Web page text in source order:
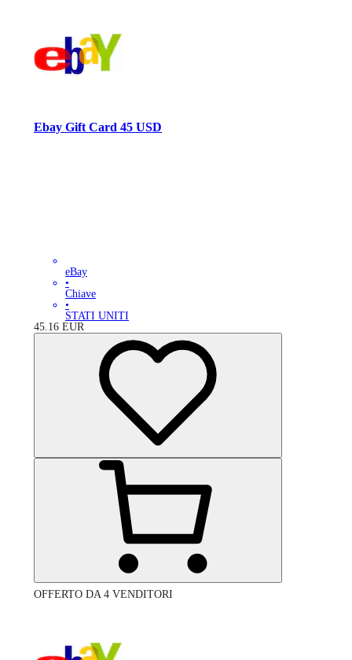
Ebay Gift Card 45 USD
eBay
•
Chiave
•
STATI UNITI
45.16 EUR
OFFERTO DA 4 VENDITORI